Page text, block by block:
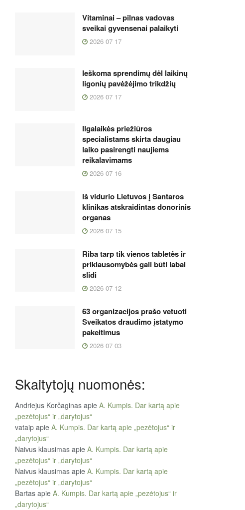
Vitaminai – pilnas vadovas
sveikai gyvensenai palaikyti
2026 07 17
Ieškoma sprendimų dėl laikinų
ligonių pavėžėjimo trikdžių
2026 07 17
Ilgalaikės priežiūros
specialistams skirta daugiau
laiko pasirengti naujiems
reikalavimams
2026 07 16
Iš vidurio Lietuvos į Santaros
klinikas atskraidintas donorinis
organas
2026 07 15
Riba tarp tik vienos tabletės ir
priklausomybės gali būti labai
slidi
2026 07 12
63 organizacijos prašo vetuoti
Sveikatos draudimo įstatymo
pakeitimus
2026 07 03
Skaitytojų nuomonės:
Andriejus Korčaginas apie A. Kumpis. Dar kartą apie
„pezėtojus“ ir „darytojus“
vataip apie A. Kumpis. Dar kartą apie „pezėtojus“ ir
„darytojus“
Naivus klausimas apie A. Kumpis. Dar kartą apie
„pezėtojus“ ir „darytojus“
Naivus klausimas apie A. Kumpis. Dar kartą apie
„pezėtojus“ ir „darytojus“
Bartas apie A. Kumpis. Dar kartą apie „pezėtojus“ ir
„darytojus“